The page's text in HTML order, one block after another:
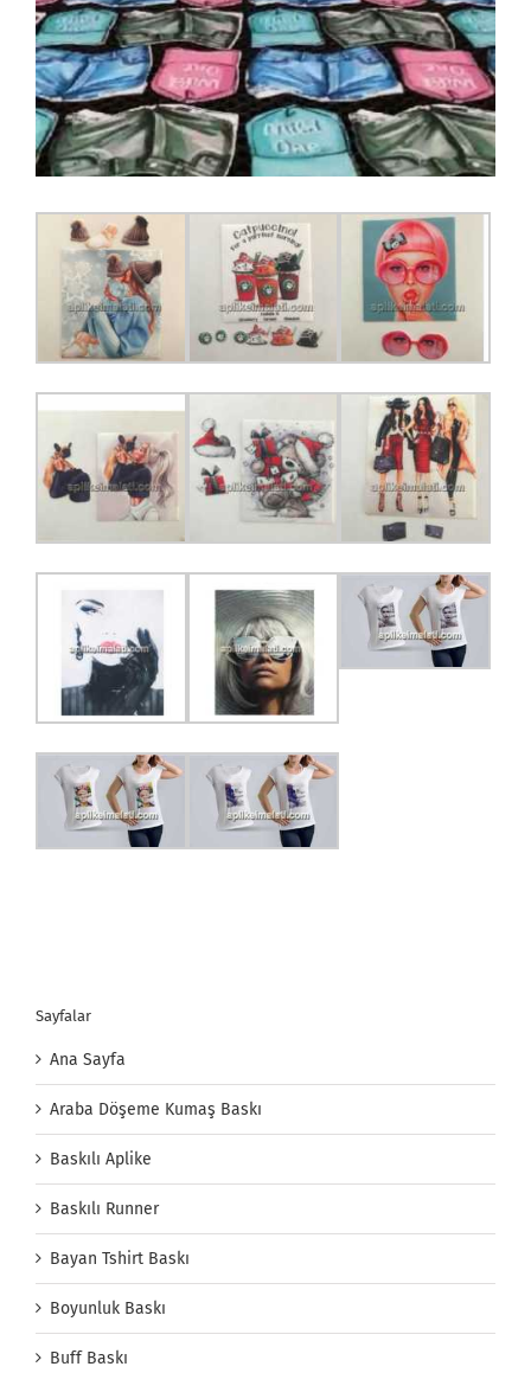
Sayfalar
Ana Sayfa
Araba Döşeme Kumaş Baskı
Baskılı Aplike
Baskılı Runner
Bayan Tshirt Baskı
Boyunluk Baskı
Buff Baskı